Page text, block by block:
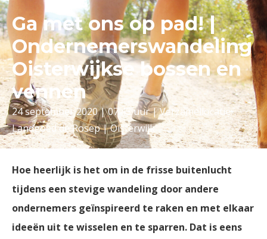
Ga met ons op pad! |
Ondernemerswandeling
Oisterwijkse bossen en
vennen
24 september 2020 | 07.45 uur | Verzamellocatie:
Landgoed de Rosep | Oisterwijk
Hoe heerlijk is het om in de frisse buitenlucht
tijdens een stevige wandeling door andere
ondernemers geïnspireerd te raken en met elkaar
ideeën uit te wisselen en te sparren. Dat is eens